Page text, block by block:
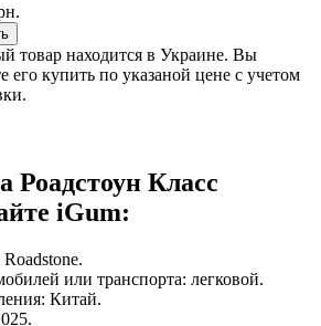
товар находится в Украине. Вы
его купить по указаной цене с учетом
Роадстоун Класс
iGum:
или транспорта: легковой.
Китай.